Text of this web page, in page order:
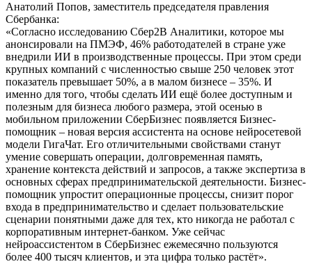
Анатолий Попов, заместитель председателя правления
Сбербанка:
«Согласно исследованию Сбер2В Аналитики, которое мы
анонсировали на ПМЭФ, 46% работодателей в стране уже
внедрили ИИ в производственные процессы. При этом среди
крупных компаний с численностью свыше 250 человек этот
показатель превышает 50%, а в малом бизнесе – 35%. И
именно для того, чтобы сделать ИИ ещё более доступным и
полезным для бизнеса любого размера, этой осенью в
мобильном приложении СберБизнес появляется Бизнес-
помощник – новая версия ассистента на основе нейросетевой
модели ГигаЧат. Его отличительными свойствами станут
умение совершать операции, долговременная память,
хранение контекста действий и запросов, а также экспертиза в
основных сферах предпринимательской деятельности. Бизнес-
помощник упростит операционные процессы, снизит порог
входа в предпринимательство и сделает пользовательские
сценарии понятными даже для тех, кто никогда не работал с
корпоративным интернет-банком. Уже сейчас
нейроассистентом в СберБизнес ежемесячно пользуются
более 400 тысяч клиентов, и эта цифра только растёт».